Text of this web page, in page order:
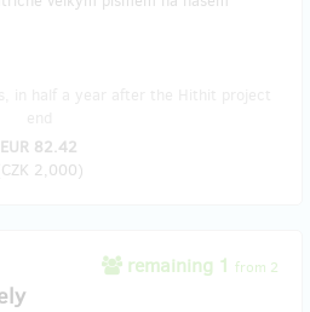
EUR 82.42
CZK 2,000)
remaining 1 from 2